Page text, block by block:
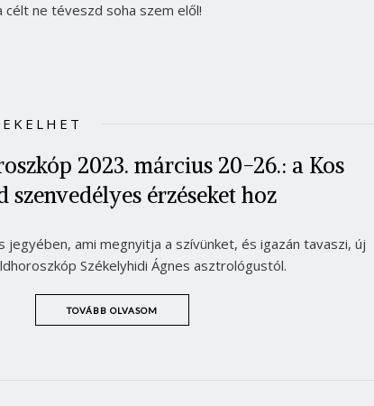
célt ne téveszd soha szem elől!
2023. március 20-26.: a Kos
szenvedélyes érzéseket hoz
jegyében, ami megnyitja a szívünket, és igazán tavaszi, új
Székelyhidi Ágnes asztrológustól.
TOVÁBB OLVASOM